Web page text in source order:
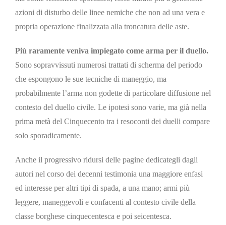
azioni di disturbo delle linee nemiche che non ad una vera e
propria operazione finalizzata alla troncatura delle aste.
Più raramente veniva impiegato come arma per il duello.
Sono sopravvissuti numerosi trattati di scherma del periodo
che espongono le sue tecniche di maneggio, ma
probabilmente l’arma non godette di particolare diffusione nel
contesto del duello civile. Le ipotesi sono varie, ma già nella
prima metà del Cinquecento tra i resoconti dei duelli compare
solo sporadicamente.
Anche il progressivo ridursi delle pagine dedicategli dagli
autori nel corso dei decenni testimonia una maggiore enfasi
ed interesse per altri tipi di spada, a una mano; armi più
leggere, maneggevoli e confacenti al contesto civile della
classe borghese cinquecentesca e poi seicentesca.